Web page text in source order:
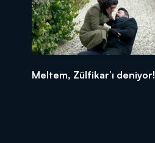
Meltem, Zülfikar’ı deniyor!